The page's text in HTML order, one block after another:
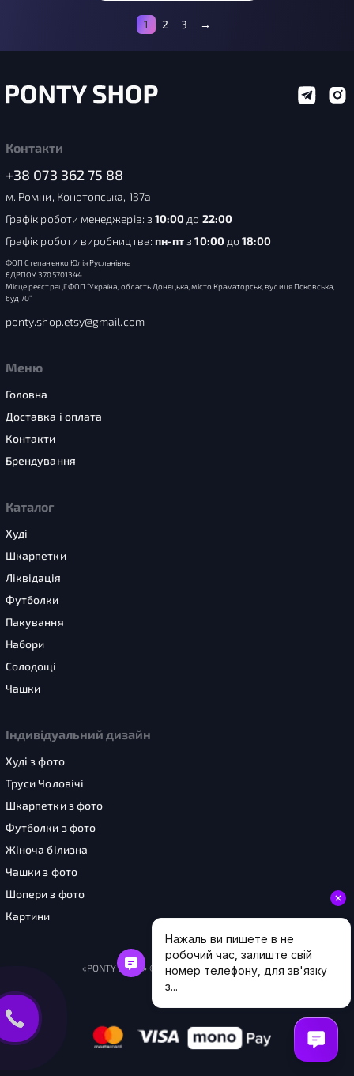
1 2 3 →
Контакти
+38 073 362 75 88
м. Ромни, Конотопська, 137а
Графік роботи менеджерів: з 10:00 до 22:00
Графік роботи виробництва: пн-пт з10:00до18:00
ФОП Степаненко Юлія Русланівна
ЄДРПОУ 3705701344
Місце реєстрації ФОП “Україна, область Донецька, місто Краматорськ, вулиця Псковська,
буд 70”
ponty.shop.etsy@gmail.com
Меню
Головна
Доставка і оплата
Контакти
Брендування
Каталог
Худі
Шкарпетки
Ліквідація
Футболки
Пакування
Набори
Солодощі
Чашки
Індивідуальний дизайн
Худі з фото
Труси Чоловічі
Шкарпетки з фото
Футболки з фото
Жіноча білизна
Чашки з фото
Шопери з фото
Картини
«PONTY SHOP» © 2026. Усі права захищені